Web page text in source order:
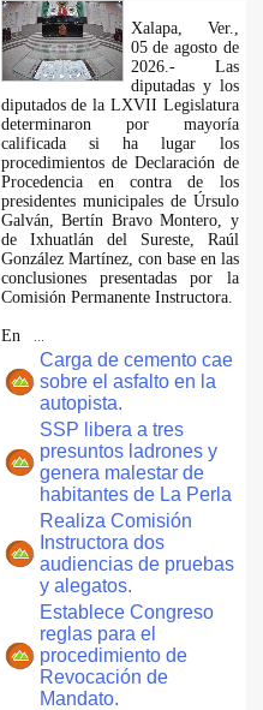
Xalapa, Ver.,
05 de agosto de
2026.- Las
diputadas y los
diputados de la LXVII Legislatura
determinaron por mayoría
calificada si ha lugar los
procedimientos de Declaración de
Procedencia en contra de los
presidentes municipales de Úrsulo
Galván, Bertín Bravo Montero, y
de Ixhuatlán del Sureste, Raúl
González Martínez, con base en las
conclusiones presentadas por la
Comisión Permanente Instructora.
En
Carga de cemento cae
sobre el asfalto en la
autopista.
SSP libera a tres
presuntos ladrones y
genera malestar de
habitantes de La Perla
Realiza Comisión
Instructora dos
audiencias de pruebas
y alegatos.
Establece Congreso
reglas para el
procedimiento de
Revocación de
Mandato.